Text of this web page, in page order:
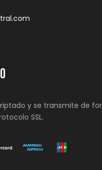
y se transmite de
SSL.